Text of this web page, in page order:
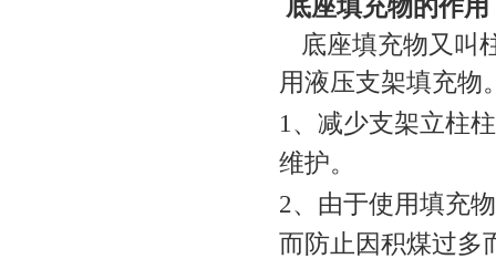
底座填充物的作用
底座填充物又叫
用液压支架填充物
1、减少支架立柱
维护。
2、由于使用填充
而防止因积煤过多